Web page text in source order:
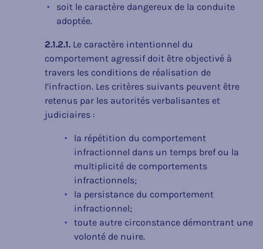
soit le caractère dangereux de la conduite
adoptée.
2.1.2.1. Le caractère intentionnel du
comportement agressif doit être objectivé à
travers les conditions de réalisation de
l’infraction. Les critères suivants peuvent être
retenus par les autorités verbalisantes et
judiciaires :
la répétition du comportement
infractionnel dans un temps bref ou la
multiplicité de comportements
infractionnels;
la persistance du comportement
infractionnel;
toute autre circonstance démontrant une
volonté de nuire.